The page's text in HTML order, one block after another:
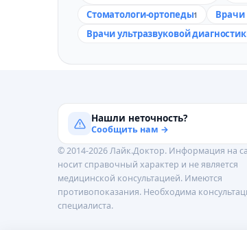
Стоматологи-ортопеды1 Врачи
Врачи ультразвуковой
Нашли неточность?
Сообщить нам →
© 2014-2026 Лайк.Доктор. Информация на
носит справочный характер и не является
медицинской консультацией. Имеются
противопоказания. Необходима
специалиста.